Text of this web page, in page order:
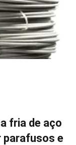
fria de aço
parafusos e